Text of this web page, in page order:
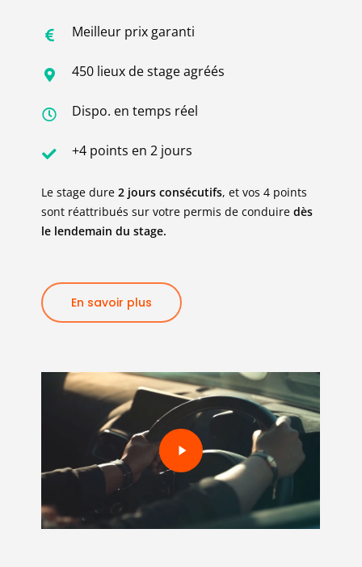
Meilleur prix garanti
450 lieux de stage agréés
Dispo. en temps réel
+4 points en 2 jours
Le stage dure2 jours consécutifs, et vos 4 points
sont réattribués sur votre permis de conduiredès
le lendemain du stage.
En savoir plus